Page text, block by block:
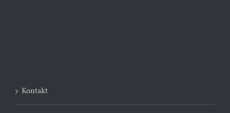
Kontakt